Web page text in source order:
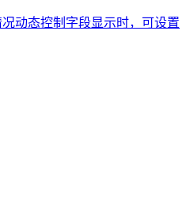
动态控制字段显示时，可设置